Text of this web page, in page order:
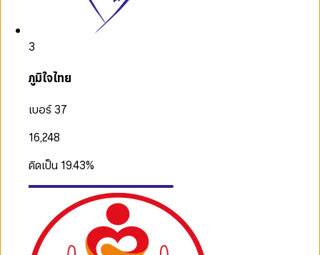
3
ภูมิใจไทย
เบอร์ 37
16,248
คิดเป็น 19.43%